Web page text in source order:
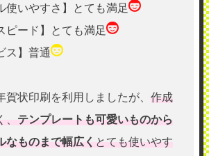
使いやすさ】とても満足
ピード】とても満足
ス】普通
賀状印刷を利用しましたが、 作成
テンプレートも可愛いものから
なものまで幅広く とても使いやす